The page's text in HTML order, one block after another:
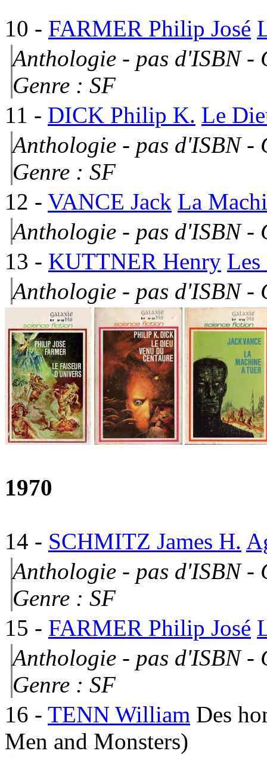
10 - FARMER Philip José
Anthologie - pas d'ISBN -
Genre : SF
11 - DICK Philip K. Le
Anthologie - pas d'ISBN -
Genre : SF
12 - VANCE Jack La
Anthologie - pas d'ISBN -
13 - KUTTNER Henry
Anthologie - pas d'ISBN -
1970
14 - SCHMITZ James H.
Anthologie - pas d'ISBN -
Genre : SF
15 - FARMER Philip José
Anthologie - pas d'ISBN -
Genre : SF
16 - TENN William Des
Men and Monsters)